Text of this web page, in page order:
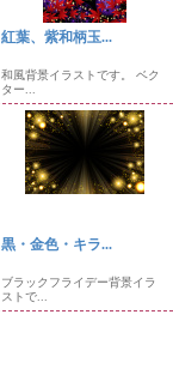
紅葉、紫和柄玉...
和風背景イラストです。 ベク
ター...
黒・金色・キラ...
ブラックフライデー背景イラ
ストで...